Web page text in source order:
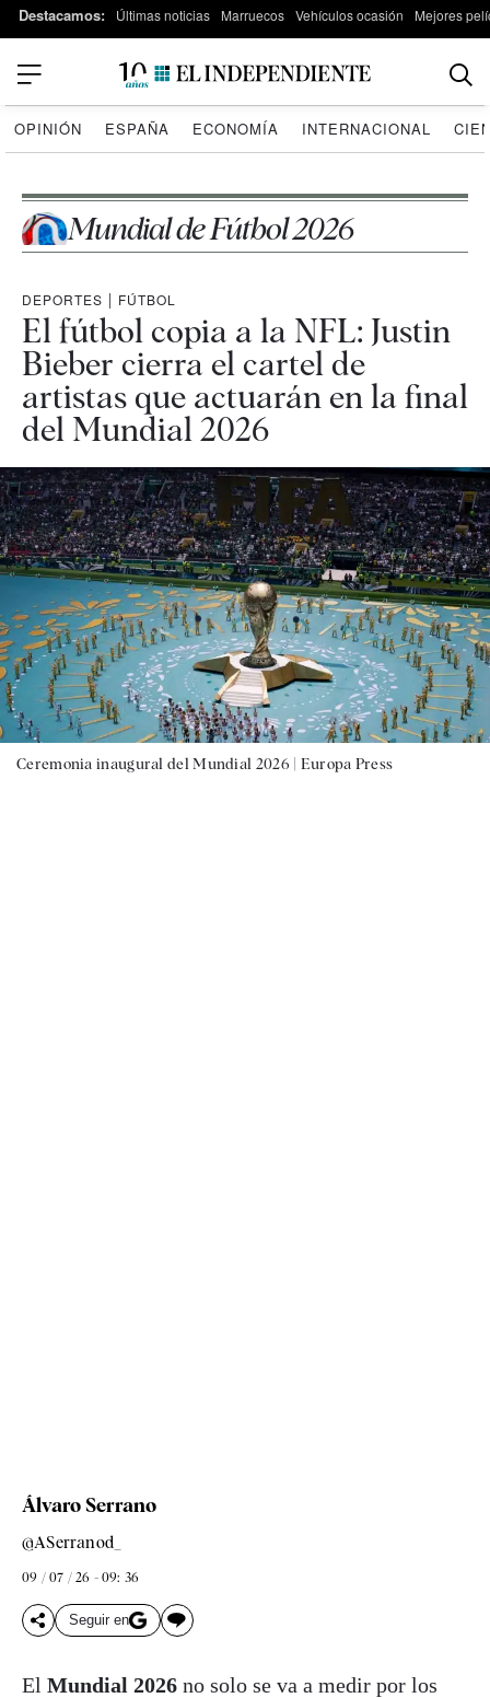
Destacamos: Últimas noticias Marruecos Vehículos ocasión Mejores
OPINIÓN ESPAÑA ECONOMÍA INTERNACIONAL
Mundial de Fútbol 2026
DEPORTES | FÚTBOL
El fútbol copia a la NFL: Justin
Bieber cierra el cartel de
artistas que actuarán en la final
del Mundial 2026
Ceremonia inaugural del Mundial 2026 | Europa Press
Álvaro Serrano
@ASerranod_
09 / 07 / 26 - 09: 36
Seguir en
El Mundial 2026 no solo se va a medir por los